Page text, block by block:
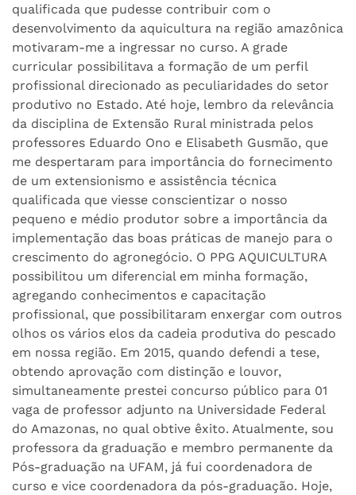
qualificada que pudesse contribuir com o
desenvolvimento da aquicultura na região amazônica
motivaram-me a ingressar no curso. A grade
curricular possibilitava a formação de um perfil
profissional direcionado as peculiaridades do setor
produtivo no Estado. Até hoje, lembro da relevância
da disciplina de Extensão Rural ministrada pelos
professores Eduardo Ono e Elisabeth Gusmão, que
me despertaram para importância do fornecimento
de um extensionismo e assistência técnica
qualificada que viesse conscientizar o nosso
pequeno e médio produtor sobre a importância da
implementação das boas práticas de manejo para o
crescimento do agronegócio. O PPG AQUICULTURA
possibilitou um diferencial em minha formação,
agregando conhecimentos e capacitação
profissional, que possibilitaram enxergar com outros
olhos os vários elos da cadeia produtiva do pescado
em nossa região. Em 2015, quando defendi a tese,
obtendo aprovação com distinção e louvor,
simultaneamente prestei concurso público para 01
vaga de professor adjunto na Universidade Federal
do Amazonas, no qual obtive êxito. Atualmente, sou
professora da graduação e membro permanente da
Pós-graduação na UFAM, já fui coordenadora de
curso e vice coordenadora da pós-graduação. Hoje,